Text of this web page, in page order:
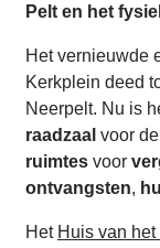
Pelt en het
Het vernieuwde
Kerkplein deed
Neerpelt. Nu is
raadzaal voor
ruimtes voor
ontvangsten,
Het Huis van